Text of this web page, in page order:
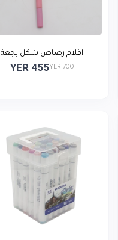
اقلام رصاص شكل بجعة
YER 700
YER 455